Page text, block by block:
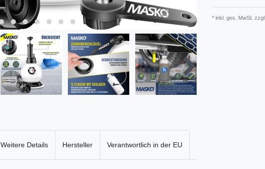
* inkl. ges. MwSt. zzgl.
Weitere Details Hersteller Verantwortlich in der EU